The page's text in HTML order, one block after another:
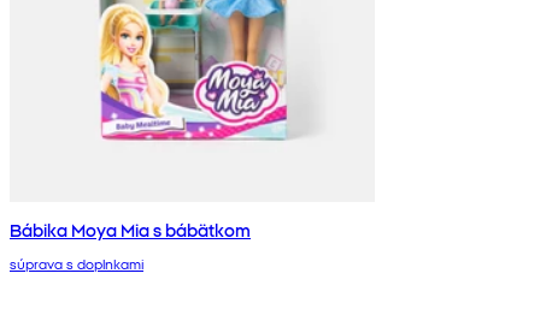
Bábika Moya Mia s bábätkom
súprava s doplnkami